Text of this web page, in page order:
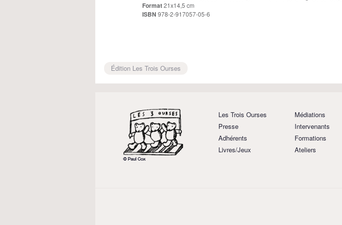
Format21x14,5 cm
ISBN 978-2-917057-05-6
Édition Les Trois Ourses
Les Trois Ourses
Presse
Adhérents
Livres/Jeux
Médiations
Intervenants
Formations
Ateliers